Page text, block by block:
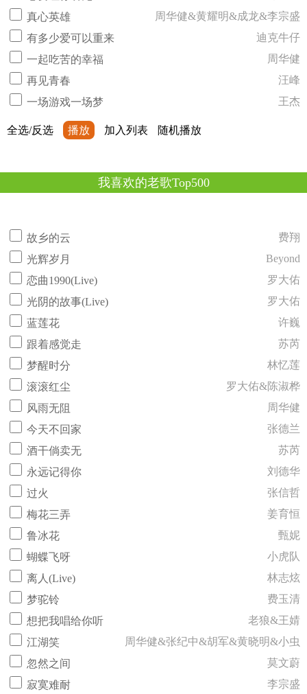
真心英雄
周华健&黄耀明&成龙&李宗盛
有多少爱可以重来
迪克牛仔
一起吃苦的幸福
周华健
再见青春
汪峰
一场游戏一场梦
王杰
全选/反选 播放 加入列表 随机播放
我喜欢的老歌Top500
故乡的云
费翔
光辉岁月
Beyond
恋曲1990(Live)
罗大佑
光阴的故事(Live)
罗大佑
蓝莲花
许巍
跟着感觉走
苏芮
梦醒时分
林忆莲
滚滚红尘
罗大佑&陈淑桦
风雨无阻
周华健
今天不回家
张德兰
酒干倘卖无
苏芮
永远记得你
刘德华
过火
张信哲
梅花三弄
姜育恒
鲁冰花
甄妮
蝴蝶飞呀
小虎队
离人(Live)
林志炫
梦驼铃
费玉清
想把我唱给你听
老狼&王婧
江湖笑
周华健&张纪中&胡军&黄晓明&小虫
忽然之间
莫文蔚
寂寞难耐
李宗盛